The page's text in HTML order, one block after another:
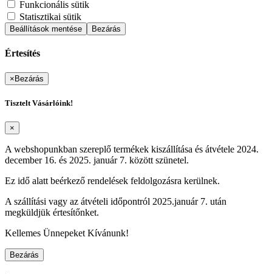
Funkcionális sütik
Statisztikai sütik
Beállítások mentése Bezárás
Értesítés
× Bezárás
Tisztelt Vásárlóink!
×
A webshopunkban szereplő termékek kiszállítása és átvétele 2024.
december 16. és 2025. január 7. között szünetel.
Ez idő alatt beérkező rendelések feldolgozásra kerülnek.
A szállítási vagy az átvételi időpontról 2025.január 7. után
megküldjük értesítőnket.
Kellemes Ünnepeket Kívánunk!
Bezárás